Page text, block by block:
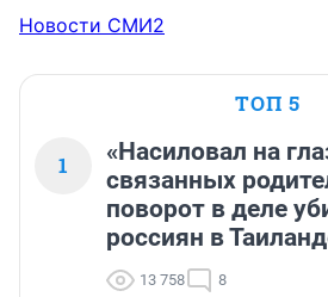
Новости СМИ2
ТОП 5
1
«Насиловал на
связанных
поворот в деле
россиян в
13 758 8